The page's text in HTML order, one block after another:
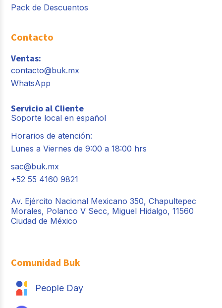
Pack de Descuentos
Contacto
Ventas:
contacto@buk.mx
WhatsApp
Servicio al Cliente
Soporte local en español
Horarios de atención:
Lunes a Viernes de 9:00 a 18:00 hrs
sac@buk.mx
+52 55 4160 9821
Av. Ejército Nacional Mexicano 350, Chapultepec
Morales, Polanco V Secc, Miguel Hidalgo, 11560
Ciudad de México
Comunidad Buk
People Day